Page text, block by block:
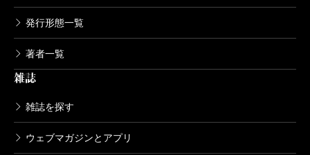
発行形態一覧
著者一覧
雑誌
雑誌を探す
ウェブマガジンとアプリ